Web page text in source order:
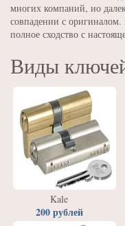
многих компаний, но
совпадении с
полное сходство с
Виды
Kale
200 рублей